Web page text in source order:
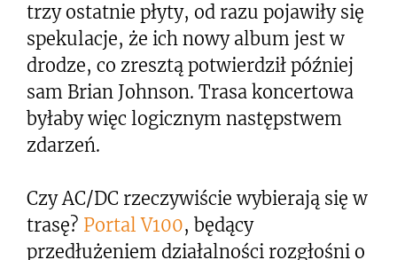
trzy ostatnie płyty, od razu pojawiły się
spekulacje, że ich nowy album jest w
drodze, co zresztą potwierdził później
sam Brian Johnson. Trasa koncertowa
byłaby więc logicznym następstwem
zdarzeń.
Czy AC/DC rzeczywiście wybierają się w
trasę? Portal V100, będący
przedłużeniem działalności rozgłośni o